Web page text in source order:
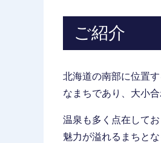
ご紹介
北海道の南部に位置
なまちであり、大小
温泉も多く点在して
魅力が溢れるまちと